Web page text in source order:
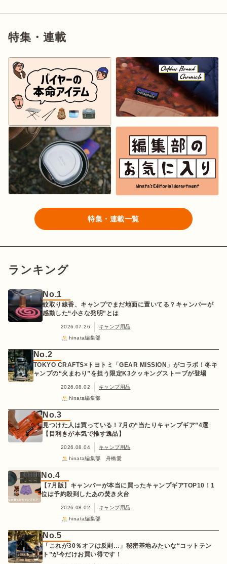
特集・連載
特集・連載一覧
ランキング
No.1
蚊取り線香、キャンプでまだ地面に置いてる？キャンパーが
感動した“小さな発明”とは
2026.07.26
キャンプ用品
hinata編集部
No.2
TOKYO CRAFTS×トヨトミ「GEAR MISSION」がコラボ！冬キ
ャンプの“火まわり”を担う限定K3クッキングストーブが登場
2026.08.02
キャンプ用品
hinata編集部
No.3
見つけた人は買っている！7月の“当たりキャンプギア”4選
【目利きが本気で推す逸品】
2026.08.04
キャンプ用品
hinata編集部 舟橋愛
No.4
【7月版】キャンパーが本当に買ったキャンプギアTOP10！1
位は予約殺到したあの焚き火台
2026.08.02
キャンプ用品
hinata編集部
No.5
「これが30％オフは反則…」秘密基地みたいな“コットテン
ト”が今だけお買い得です！